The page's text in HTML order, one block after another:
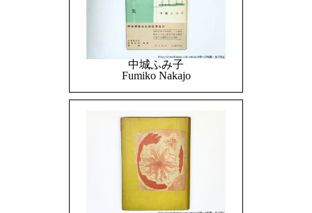
中城ふみ子
Fumiko Nakajo